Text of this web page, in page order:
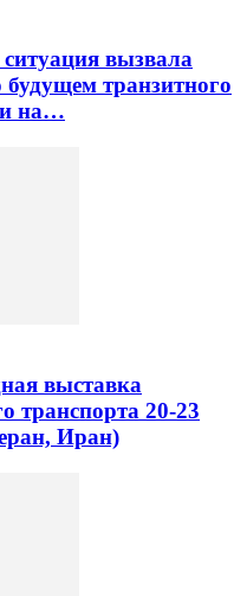
вызвала
транзитного
на…
выставка
транспорта 20-23
Иран)